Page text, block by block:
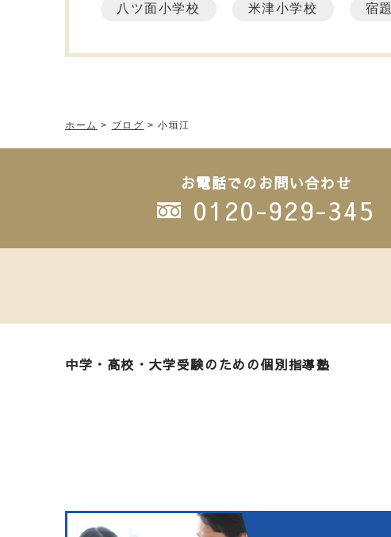
八ツ面小学校 米津小学校 宿題
ホーム > ブログ >小垣江
お電話でのお問い合わせ
0120-929-345
中学・高校・大学受験のための個別指導塾